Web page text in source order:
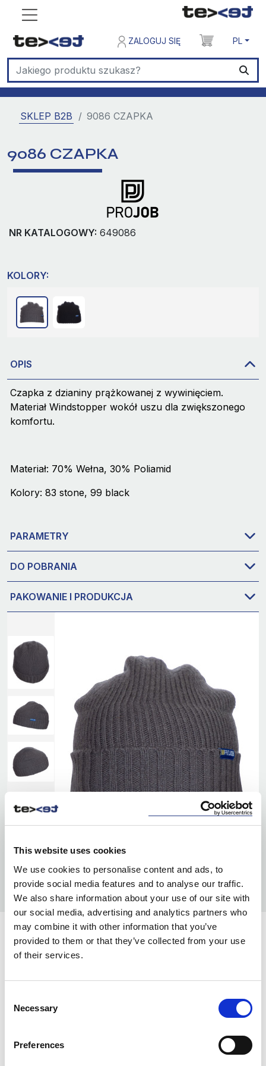
This website uses cookies
We use cookies to personalise content and ads, to
provide social media features and to analyse our traffic.
We also share information about your use of our site with
our social media, advertising and analytics partners who
may combine it with other information that you’ve
provided to them or that they’ve collected from your use
of their services.
Selection
Necessary
Preferences
ZALOGUJ SIĘ PL
SKLEP B2B 9086 CZAPKA
9086 CZAPKA
NR KATALOGOWY: 649086
KOLORY:
OPIS
Czapka z dzianiny prążkowanej z wywinięciem.
Materiał Windstopper wokół uszu dla zwiększonego
komfortu.
Materiał: 70% Wełna, 30% Poliamid
Kolory: 83 stone, 99 black
PARAMETRY
DO POBRANIA
PAKOWANIE I PRODUKCJA
KOLORY:
STONE
Mag. Poznań — stan magazynu lokalnego, realizacja
od ręki. Mag. Centralny — stan magazynu centralnego